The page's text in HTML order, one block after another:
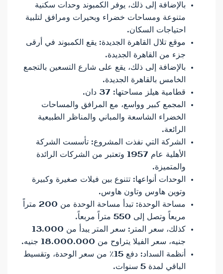
بالإضافة إلى ذلك، يوفر الكمبوند وحدات سكنية
متنوعة ومساحات خضراء وبحيرات ومرافق لتلبية
احتياجات السكان.
موقع تلال القاهرة الجديدة: يقع الكمبوند في أرقى
جزء من القاهرة الجديدة.
بالإضافة إلى ذلك، يقع على شارع التسعين بالتجمع
الخامس بالقاهرة الجديدة.
قطامية هيلز مساحتها: 37 دان.
المجمع كبير وواسع، مع المرافق والمساحات
الخضراء الشاسعة والمباني والمناظر الطبيعية
الرائعة.
الشركة التي نفذت المشروع: تأسست الشركة
الأهلية عام 1957 وتعتبر من الشركات الرائدة
والمتميزة.
الوحدات أنواعها: تتنوع بين فيلات صغيرة وكبيرة
وتوين هاوس وتاون هاوس.
مساحة الوحدة: تبدأ مساحة الوحدة من 200 متراً
مربعاً وتصل إلى 550 متراً مربعاً.
كذلك، سعر المتر: سعر المتر يبدأ من 13.000
جنيه، سعر الفيلا يتراوح من 18.000.000 جنيه.
أنظمة السداد: دفع 15٪ من سعر الوحدة، وتقسيط
الباقي لمدة 5 سنوات.